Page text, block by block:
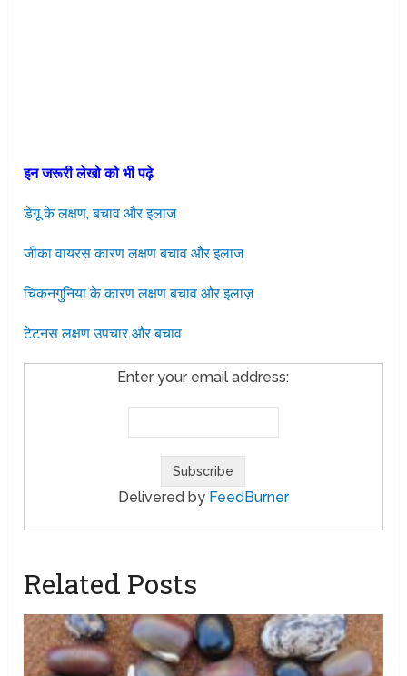
इन जरूरी लेखो को भी पढ़े
डेंगू के लक्षण, बचाव और इलाज
जीका वायरस कारण लक्षण बचाव और इलाज
चिकनगुनिया के कारण लक्षण बचाव और इलाज़
टेटनस लक्षण उपचार और बचाव
Enter your email address:
Delivered by FeedBurner
Related Posts